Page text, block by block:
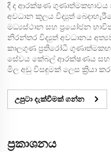
දී ද ආරක්ෂණ ගුණාත්මකභාවය
අවධාන කූලය විද්‍යුත්
මධ්‍යස්ථාන සහ ප්‍රයෝජන
නිරන්තර විද්‍යුත් අවධානය
කාලගුණ ප්‍රතිරෝධී
සේවය කේබල් ආරක්ෂණය සහ
මිල අඩු විසඳුමක් ලෙස ක්‍රියා
උපුටා දැක්වීමක් ගන්න
ප්‍රකාශනය